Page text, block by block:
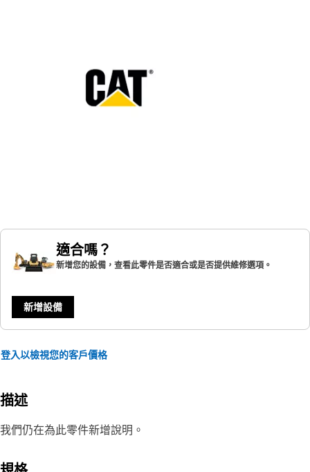
適合嗎？
新增您的設備，查看此零件是否適合或是否提供維修選項。
新增設備
登入以檢視您的客戶價格
描述
我們仍在為此零件新增說明。